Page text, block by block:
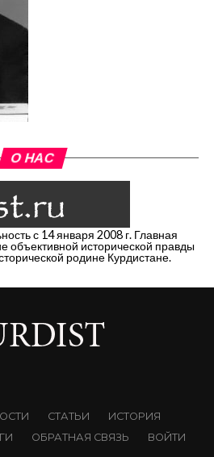
О НАС
с 14 января 2008 г. Главная
объективной исторической правды
родине Курдистане.
СТАТЬИ
ИСТОРИЯ
ОБРАТНАЯ СВЯЗЬ ВОЙТИ